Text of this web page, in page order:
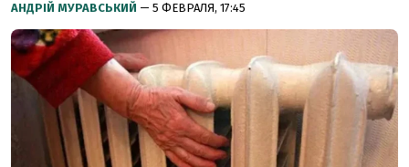
АНДРІЙ МУРАВСЬКИЙ — 5 ФЕВРАЛЯ, 17:45